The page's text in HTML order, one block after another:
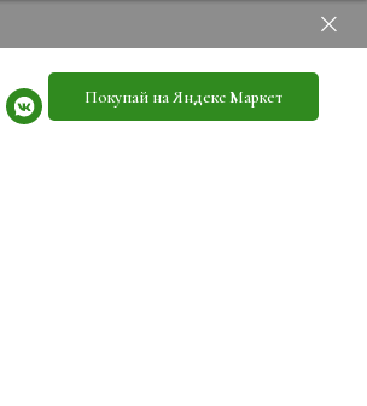
Покупай на Яндекс Маркет